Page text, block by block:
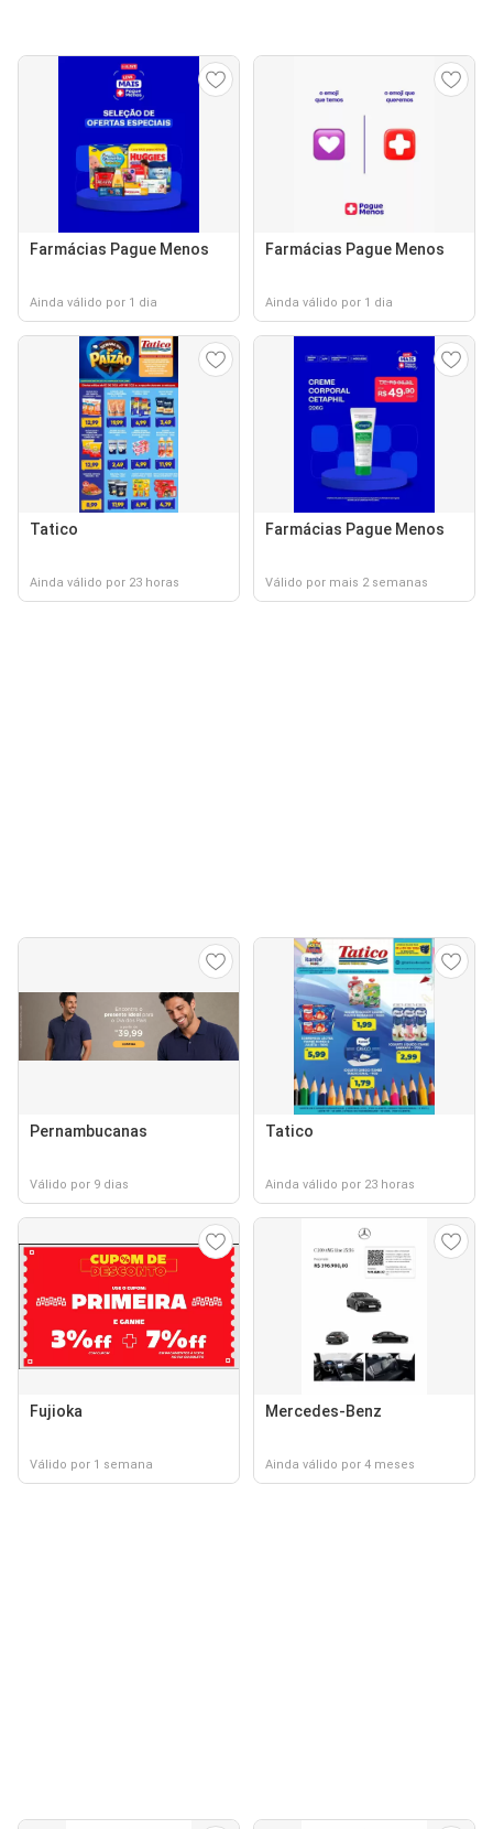
Farmácias Pague Menos
Ainda válido por 1 dia
Farmácias Pague Menos
Ainda válido por 1 dia
Tatico
Ainda válido por 23 horas
Farmácias Pague Menos
Válido por mais 2 semanas
Pernambucanas
Válido por 9 dias
Tatico
Ainda válido por 23 horas
Fujioka
Válido por 1 semana
Mercedes-Benz
Ainda válido por 4 meses